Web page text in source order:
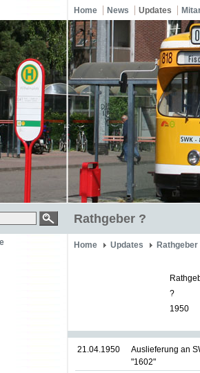
Home News Updates
Rathgeber ?
Home Updates Rathgeber
?
1950
21.04.1950
Auslieferung an
"1602"